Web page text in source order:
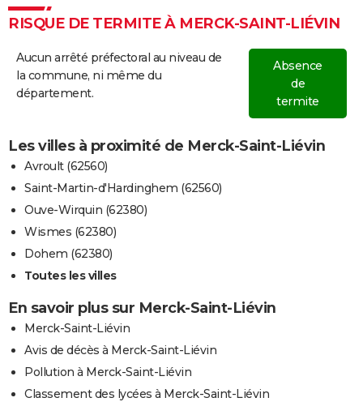
RISQUE DE TERMITE À MERCK-SAINT-LIÉVIN
Aucun arrêté préfectoral au niveau de
la commune, ni même du
département.
Absence
de
termite
Les villes à proximité de Merck-Saint-Liévin
Avroult (62560)
Saint-Martin-d'Hardinghem (62560)
Ouve-Wirquin (62380)
Wismes (62380)
Dohem (62380)
Toutes les villes
En savoir plus sur Merck-Saint-Liévin
Merck-Saint-Liévin
Avis de décès à Merck-Saint-Liévin
Pollution à Merck-Saint-Liévin
Classement des lycées à Merck-Saint-Liévin